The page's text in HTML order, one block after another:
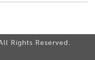
Rights Reserved.